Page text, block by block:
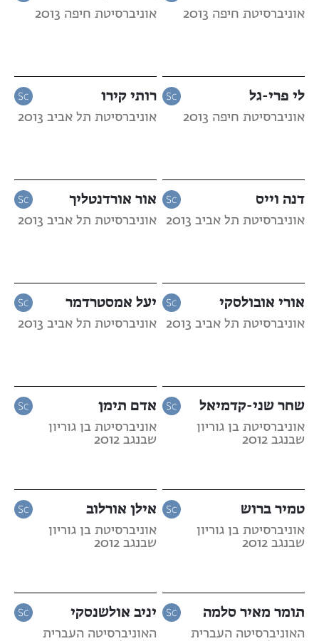
אוניברסיטת חיפה 2013 אוניברסיטת חיפה 2013
לי פרי-גל
אוניברסיטת חיפה 2013
רותי קירו
אוניברסיטת תל אביב 2013
דנה וייס
אוניברסיטת תל אביב 2013
אור אורדנטליך
אוניברסיטת תל אביב 2013
אורי אובולסקי
אוניברסיטת תל אביב 2013
יעל אמסטרדמר
אוניברסיטת תל אביב 2013
שחר שני-קדמיאל
אוניברסיטת בן גוריון
שבנגב 2012
אדם תימן
אוניברסיטת בן גוריון
שבנגב 2012
טמיר ברוש
אוניברסיטת בן גוריון
שבנגב 2012
אילן אורלוב
אוניברסיטת בן גוריון
שבנגב 2012
תומר מאיר סלמה
האוניברסיטה העברית
יניב אולשנסקי
האוניברסיטה העברית